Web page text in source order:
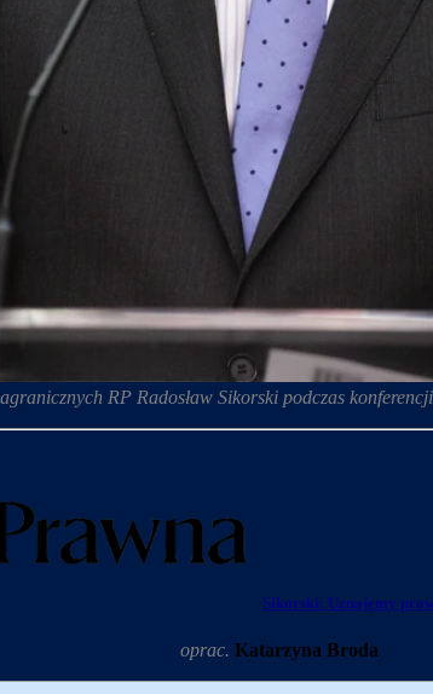
RP Radosław Sikorski podczas
Sikorski: Uznajemy
oprac. Katarzyna Broda